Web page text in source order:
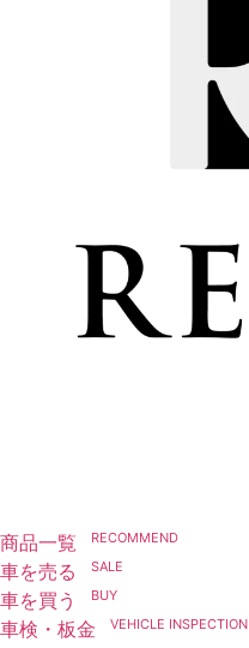
商品一覧 RECOMMEND
車を売る
SALE
車を買う
BUY
車検・板金
VEHICLE INSPECTION